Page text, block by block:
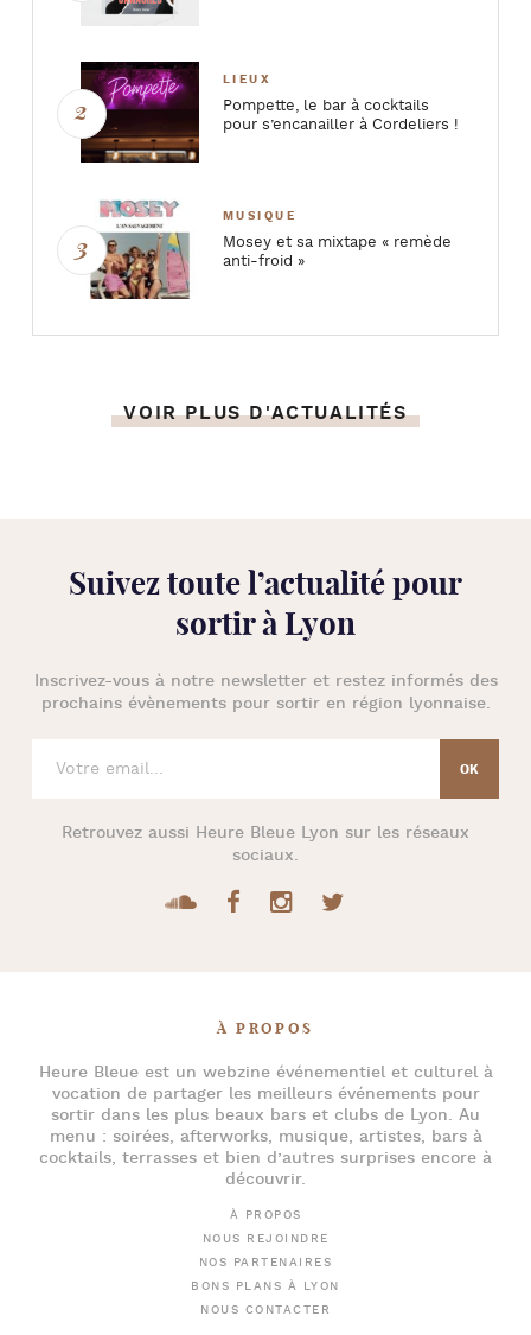
LIEUX
Pompette, le bar à cocktails
pour s’encanailler à Cordeliers !
MUSIQUE
Mosey et sa mixtape « remède
anti-froid »
VOIR PLUS D'ACTUALITÉS
Suivez toute l’actualité pour
sortir à Lyon
Inscrivez-vous à notre newsletter et restez informés des
prochains évènements pour sortir en région lyonnaise.
Retrouvez aussi Heure Bleue Lyon sur les réseaux
sociaux.
À PROPOS
Heure Bleueest un webzine événementiel et culturel à
vocation de partager les meilleurs événements pour
sortir dans les plus beaux bars et clubs de Lyon. Au
menu : soirées, afterworks, musique, artistes, bars à
cocktails, terrasses et bien d’autres surprises encore à
découvrir.
À PROPOS
NOUS REJOINDRE
NOS PARTENAIRES
BONS PLANS À LYON
NOUS CONTACTER